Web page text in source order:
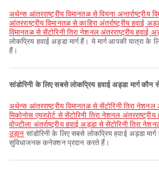
अथेन्स आंतरराष्ट्रीय विमानतळ से वियना अन्तर्राष्ट्रीय
आंतरराष्ट्रीय विमानतळ से काहिरा अंतर्राष्ट्रीय हवाई
विमानतळ से सेंटोरिनी तिरा नेशनल अंतरराष्ट्रीय हवाई
लोकप्रिय हवाई अड्डा मार्ग हैं। ये मार्ग आपकी यात्रा
हैं।
सांडोरिनी के लिए सबसे लोकप्रिय हवाई अड्डा मार्ग कौन
अथेन्स आंतरराष्ट्रीय विमानतळ से सेंटोरिनी तिरा
मिकोनोस एयरपोर्ट से सेंटोरिनी तिरा नेशनल
वोज्टीला अंतर्राष्ट्रीय हवाई अड्डा से सेंटोरिनी तिरा
उड़ान सांडोरिनी के लिए सबसे लोकप्रिय हवाई अड्डा
सुविधाजनक कनेक्शन प्रदान करते हैं।